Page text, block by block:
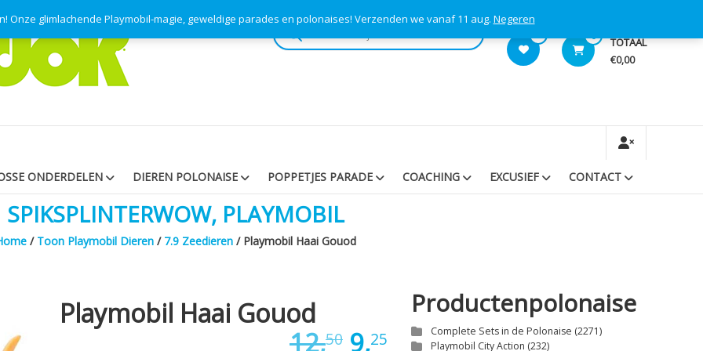
Onze glimlachende Playmobil-magie, geweldige parades en polonaises! Verzenden we vanaf 11 aug. Negeren
0 TOTAAL
€0,00
Producten
ONDERDELEN DIEREN POLONAISE POPPETJES PARADE COACHING EXCUSIEF CONTACT
SPIKSPLINTERWOW, PLAYMOBIL
/ Toon Playmobil Dieren / 7.9 Zeedieren / Playmobil Haai Gouod
Playmobil Haai Gouod
12,50 Oorspronkelijke
9,25
Huidige
Productenpolonaise
Complete Sets in de Polonaise (2271)
Playmobil City Action (232)